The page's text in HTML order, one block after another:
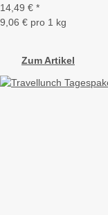
14,49 € *
9,06 € pro 1 kg
Zum Artikel